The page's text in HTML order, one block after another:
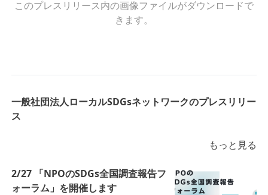
このプレスリリース内の画像ファイルがダウンロードで
きます。
一般社団法人ローカルSDGsネットワークのプレスリリー
ス
もっと見る
2/27 「NPOのSDGs全国調査報告フ
ォーラム」を開催します